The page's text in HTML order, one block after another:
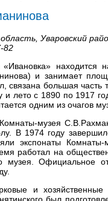
Уваровский
82
находится
и занимает
связана большая часть
и лето с 1890 по 1917
одним из очагов
музея
В 1974 году
экспонаты
работал на
музея. Официальное
и хозяйственные